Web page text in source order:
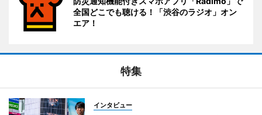
全国どこでも聴ける！「渋谷のラジオ」オン
エア！
特集
インタビュー